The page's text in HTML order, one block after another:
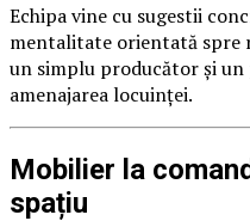
Echipa vine cu sugestii
mentalitate orientată spre
un simplu producător și
amenajarea locuinței.
Mobilier la
spațiu